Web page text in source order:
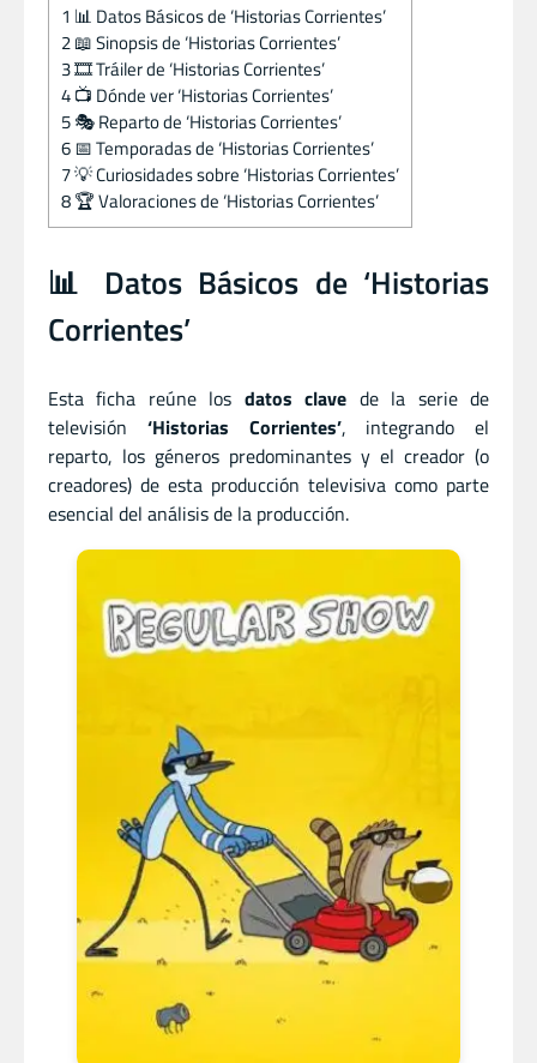
1 📊 Datos Básicos de ‘Historias Corrientes’
2📖 Sinopsis de ‘Historias Corrientes’
3🎞️ Tráiler de ‘Historias Corrientes’
4📺 Dónde ver ‘Historias Corrientes’
5🎭 Reparto de ‘Historias Corrientes’
6📅 Temporadas de ‘Historias Corrientes’
7💡 Curiosidades sobre ‘Historias Corrientes’
8🏆 Valoraciones de ‘Historias Corrientes’
📊 Datos Básicos de ‘Historias
Corrientes’
Esta ficha reúne los datos clave de la serie de
televisión ‘Historias Corrientes’, integrando el
reparto, los géneros predominantes y el creador (o
creadores) de esta producción televisiva como parte
esencial del análisis de la producción.